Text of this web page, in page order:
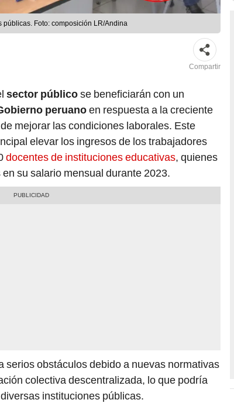
Foto: composición LR/Andina
Compartir
sector públicose beneficiarán con un
peruanoen respuesta a la creciente
mejorar las condiciones laborales. Este
elevar los ingresos de los trabajadores
docentes de instituciones educativas, quienes
su salario mensual durante 2023.
serios obstáculos debido a nuevas normativas
colectiva descentralizada, lo que podría
instituciones públicas.